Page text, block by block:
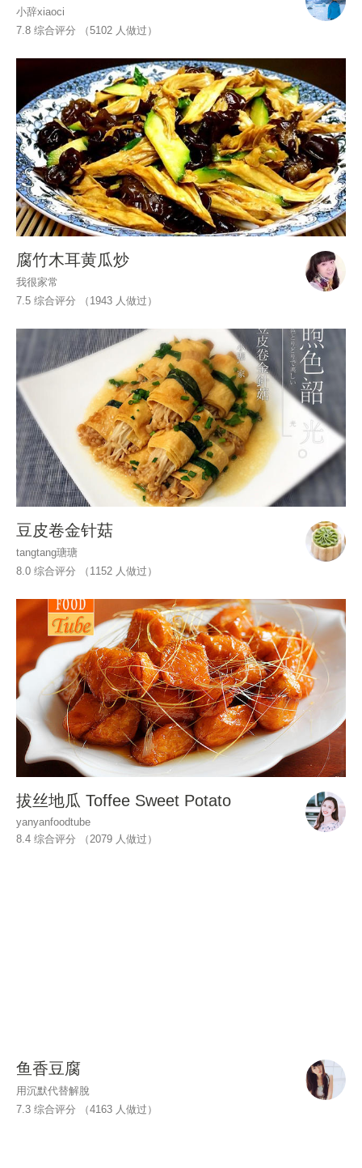
小辞xiaoci
7.8 综合评分 （5102 人做过）
腐竹木耳黄瓜炒
我很家常
7.5 综合评分 （ 1943 人做过）
豆皮卷金针菇
tangtang瑭瑭
8.0 综合评分 （ 1152 人做过）
拔丝地瓜 Toffee Sweet Potato
yanyanfoodtube
8.4 综合评分 （2079 人做过）
鱼香豆腐
用沉默代替解脫
7.3 综合评分 （4163 人做过）